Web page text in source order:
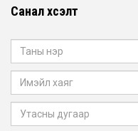
Санал хүсэлт